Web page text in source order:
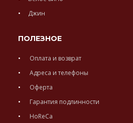
Джин
ПОЛЕЗНОЕ
Оплата и возврат
Адреса и телефоны
Оферта
Гарантия подлинности
HoReCa